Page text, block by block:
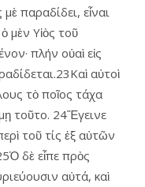
παραδίδει, εἶναι
μὲν Υἱὸς τοῦ
πλήν οὐαὶ εἰς
αὐτοὶ
τὸ ποῖος τάχα
τοῦτο. 24Ἔγεινε
τοῦ τίς ἐξ αὐτῶν
δὲ εἶπε πρὸς
αὐτά, καὶ